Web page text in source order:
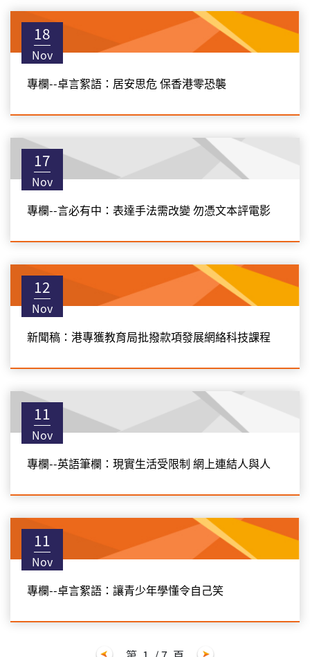
18
Nov
專欄--卓言絮語：居安思危 保香港零恐襲
17
Nov
專欄--言必有中：表達手法需改變 勿憑文本評電影
12
Nov
新聞稿：港專獲教育局批撥款項發展網絡科技課程
11
Nov
專欄--英語筆欄：現實生活受限制 網上連結人與人
11
Nov
專欄--卓言絮語：讓青少年學懂令自己笑